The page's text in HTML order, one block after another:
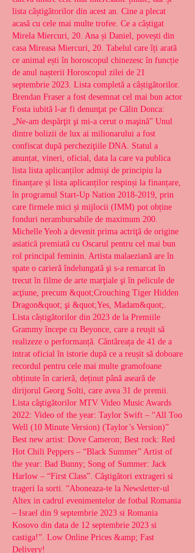
lista câștigătorilor din acest an. Cine a plecat
acasă cu cele mai multe trofee. Ce a câștigat
Mirela Miercuri, 20. Ana și Daniel, povești din
casa Mireasa Miercuri, 20. Tabelul care îți arată
ce animal ești în horoscopul chinezesc în funcție
de anul nașterii Horoscopul zilei de 21
septembrie 2023. Lista completă a câștigătorilor.
Brendan Fraser a fost desemnat cel mai bun actor
Fosta iubită l-ar fi denunţat pe Călin Donca:
„Ne-am despărţit şi mi-a cerut o maşină” Unul
dintre bolizii de lux ai milionarului a fost
confiscat după percheziţiile DNA. Statul a
anunțat, vineri, oficial, data la care va publica
lista lista aplicanților admiși de principiu la
finanțare și lista aplicanților respinși la finanțare,
în programul Start-Up Nation 2018-2019, prin
care firmele mici și mijlocii (IMM) pot obține
fonduri nerambursabile de maximum 200.
Michelle Yeoh a devenit prima actriţă de origine
asiatică premiată cu Oscarul pentru cel mai bun
rol principal feminin. Artista malaeziană are în
spate o carieră îndelungată şi s-a remarcat în
trecut în filme de arte marţiale şi în pelicule de
acţiune, precum &quot;Crouching Tiger Hidden
Dragon&quot; şi &quot;Yes, Madam&quot;.
Lista câștigătorilor din 2023 de la Premiile
Grammy începe cu Beyonce, care a reușit să
realizeze o performanță. Cântăreața de 41 de a
intrat oficial în istorie după ce a reușit să doboare
recordul pentru cele mai multe gramofoane
obținute în carieră, deținut până aseară de
dirijorul Georg Solti, care avea 31 de premii.
Lista câştigătorilor MTV Video Music Awards
2022: Video of the year: Taylor Swift – “All Too
Well (10 Minute Version) (Taylor’s Version)”
Best new artist: Dove Cameron; Best rock: Red
Hot Chili Peppers – “Black Summer” Artist of
the year: Bad Bunny; Song of Summer: Jack
Harlow – “First Class”. Câştigători extrageri si
trageri la sorti. “Aboneaza-te la Newsletter-ul
Altex in cadrul evenimentelor de fotbal Romania
– Israel din 9 septembrie 2023 si Romania
Kosovo din data de 12 septembrie 2023 si
castiga!”. Low Online Prices &amp; Fast
Delivery!